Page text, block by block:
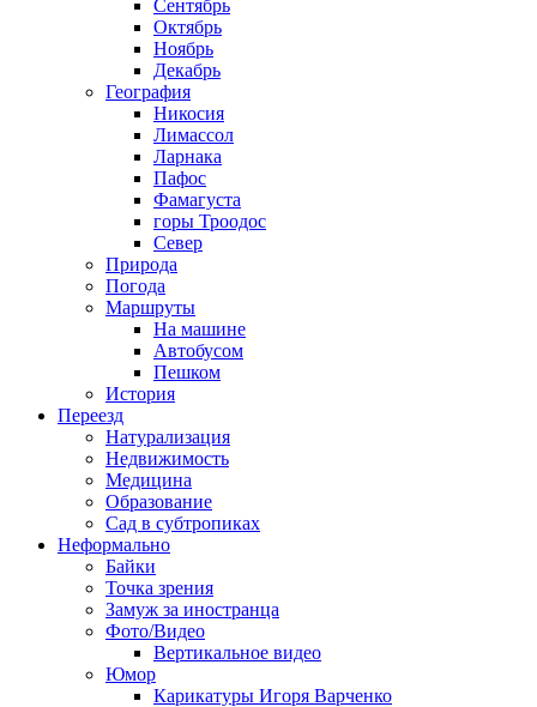
Сентябрь
Октябрь
Ноябрь
Декабрь
География
Никосия
Лимассол
Ларнака
Пафос
Фамагуста
горы Троодос
Север
Природа
Погода
Маршруты
На машине
Автобусом
Пешком
История
Переезд
Натурализация
Недвижимость
Медицина
Образование
Сад в субтропиках
Неформально
Байки
Точка зрения
Замуж за иностранца
Фото/Видео
Вертикальное видео
Юмор
Карикатуры Игоря Варченко